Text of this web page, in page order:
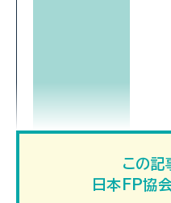
この記
日本FP協